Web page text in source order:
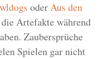
oderAus den
Artefakte während
Zaubersprüche
Spielen gar nicht